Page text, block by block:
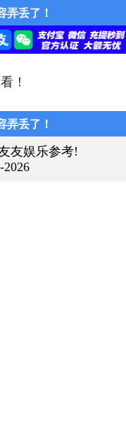
弄丢了！
！
弄丢了！
友娱乐参考!
2026